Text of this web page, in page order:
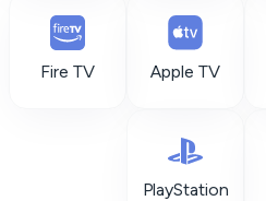
Fire TV Apple TV
PlayStation